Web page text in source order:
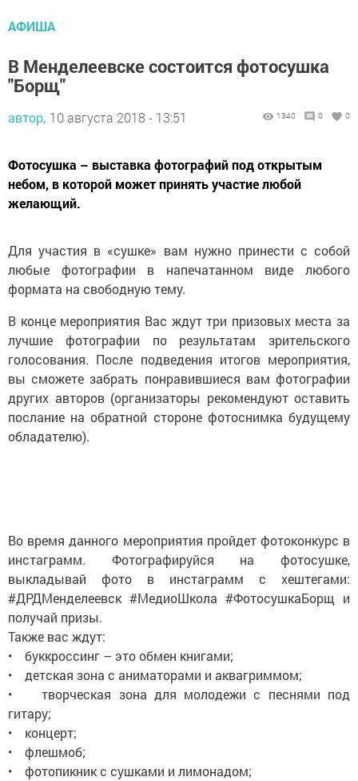
АФИША
В Менделеевске состоится фотосушка
"Борщ"
автор, 10 августа 2018 - 13:51 1340 0 0
Фотосушка – выставка фотографий под открытым
небом, в которой может принять участие любой
желающий.
Для участия в «сушке» вам нужно принести с собой
любые фотографии в напечатанном виде любого
формата на свободную тему.
В конце мероприятия Вас ждут три призовых места за
лучшие фотографии по результатам зрительского
голосования. После подведения итогов мероприятия,
вы сможете забрать понравившиеся вам фотографии
других авторов (организаторы рекомендуют оставить
послание на обратной стороне фотоснимка будущему
обладателю).
Во время данного мероприятия пройдет фотоконкурс в
инстаграмм. Фотографируйся на фотосушке,
выкладывай фото в инстаграмм с хештегами:
#ДРДМенделеевск #МедиоШкола #ФотосушкаБорщ и
получай призы.
Также вас ждут:
• буккроссинг – это обмен книгами;
• детская зона с аниматорами и аквагриммом;
• творческая зона для молодежи с песнями под
гитару;
• концерт;
• флешмоб;
• фотопикник с сушками и лимонадом;